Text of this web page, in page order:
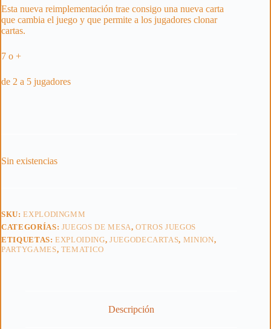
Esta nueva reimplementación trae consigo una nueva carta
que cambia el juego y que permite a los jugadores clonar
cartas.
7 o +
de 2 a 5 jugadores
Sin existencias
SKU:EXPLODINGMM
CATEGORÍAS: JUEGOS DE MESA,OTROS JUEGOS
ETIQUETAS:EXPLOIDING, JUEGODECARTAS, MINION,
PARTYGAMES, TEMATICO
Descripción